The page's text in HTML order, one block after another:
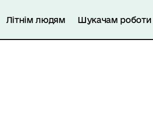
Літнім людям Шукачам роботи